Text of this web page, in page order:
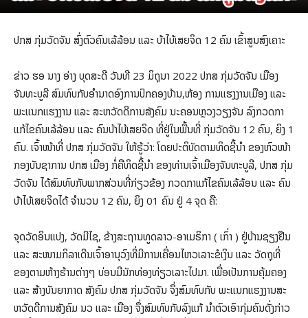
ປກສ ກຸ່ມວັດຈັນ ສົ່ງຕົວຄົນເລ້ລ້ອນ ແລະ ບ້າໄບ້ເສຍຈິດ 12 ຄົນ ເຂົ້າສູນສົງເຄາະ
ຂ່າວ ຮອ ນາງ ອ່າງ ບຸດສະດີ ວັນທີ 23 ມິຖຸນາ 2022 ປກສ ກຸ່ມວັດຈັນ ເມືອງ
ຈັນທະບູລີ ສົມທົບກັບອໍານາດອົງການປົກຄອງບ້ານ,ຫ້ອງ ການແຮງງານເມືອງ ແລະ
ພະແນກແຮງງານ ແລະ ສະຫວັດດີການສັງຄົມ ນະຄອນຫຼວງວຽງຈັນ ລົງກວດກາ
ແກ້ໄຂຄົນເລ້ລ້ອນ ແລະ ຄົນບ້າໄບ້ເສຍຈິດ ທີ່ຢູ່ໃນພື້ນທີ່ ກຸ່ມວັດຈັນ 12 ຄົນ, ຍິງ 1
ຄົນ. ເຈົ້າໜ້າທີ່ ປກສ ກຸ່ມວັດຈັນ ໃຫ້ຮູ້ວ່າ: ໂດຍປະຕິບັດຕາມທິດຊີ້ນໍາ ຂອງຫົວໜ້າ
ກອງບັນຊາການ ປກສ ເມືອງ ກໍ່ຄືທິດຊີ້ນໍາ ຂອງທ່ານເຈົ້າເມືອງຈັນທະບູລີ, ປກສ ກຸ່ມ
ວັດຈັນ ໄດ້ສົມທົບກັບພາກສ່ວນທີ່ກ່ຽວຂ້ອງ ກວດກາແກ້ໄຂຄົນເລ້ລ້ອນ ແລະ ຄົນ
ບ້າໄບ້ເສຍຈິດໄດ້ ຈໍານວນ 12 ຄົນ, ຍິງ 01 ຄົນ ຢູ່ 4 ຈຸດ ຄື:
ຈຸດວັດອິນແປງ, ວັດມີໄຊ, ຂ້າງສະຖານທູດລາວ-ອາເມຣິກາ ( ເກົ່າ ) ຢູ່ບ້ານຊຽງຢືນ
ແລະ ສະໜາມກິລາເດີນເຈົ້າອານຸວົງທີ່ມີການເຄື່ອນໄຫວເລາະຂໍເງິນ ແລະ ວັດຖຸທີ່
ຂອງຕາມຫ້າງຮ້ານຕ່າງໆ ບ່ອນມີນັກທ່ອງທ່ຽວເລາະໄປມາ. ເພື່ອເປັນການຄຸ້ມຄອງ
ແລະ ສ້າງບັນຍາກາດ ສັງຄົມ ປກສ ກຸ່ມວັດຈັນ ຈຶ່ງສົມທົບກັບ ພະແນກແຮງງານສະ
ຫວັດດີການສັງຄົມ ນວ ແລະ ເມືອງ ຈຶ່ງສົມທົບກັບລົງແກ້ ນຳຕົວເອົາກຸ່ມຄົນດັ່ງກ່າວ